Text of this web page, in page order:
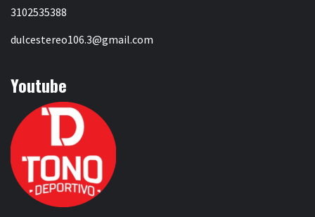
3102535388
dulcestereo106.3@gmail.com
Youtube